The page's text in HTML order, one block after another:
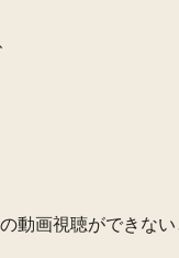
動画視聴ができな